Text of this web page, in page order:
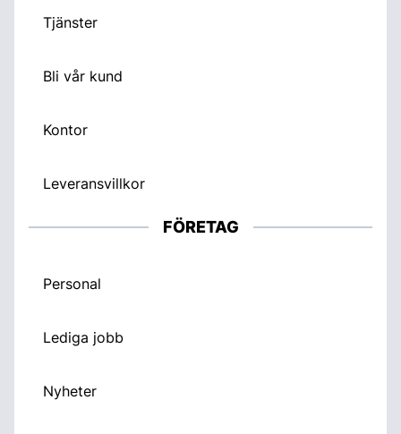
Tjänster
Bli vår kund
Kontor
Leveransvillkor
FÖRETAG
Personal
Lediga jobb
Nyheter